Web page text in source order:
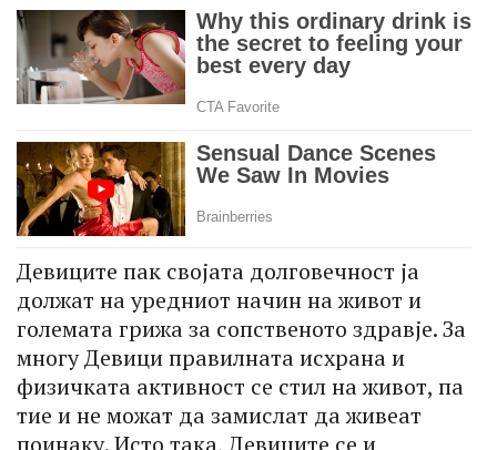
Девиците пак својата долговечност ја
должат на уредниот начин на живот и
големата грижа за сопственото здравје. За
многу Девици правилната исхрана и
физичката активност се стил на живот, па
тие и не можат да замислат да живеат